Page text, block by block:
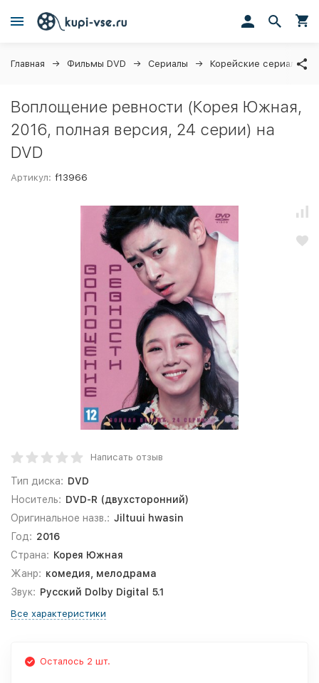
Главная Фильмы DVD Сериалы Корейские сериалы
Воплощение ревности (Корея Южная,
2016, полная версия, 24 серии) на
DVD
Артикул: f13966
Написать отзыв
Тип диска: DVD
Носитель: DVD-R (двухсторонний)
Оригинальное назв.: Jiltuui hwasin
Год: 2016
Страна: Корея Южная
Жанр: комедия, мелодрама
Звук: Русский Dolby Digital 5.1
Все характеристики
Осталось 2 шт.